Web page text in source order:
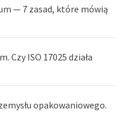
— 7 zasad, które mówią
Czy ISO 17025 działa
opakowaniowego.